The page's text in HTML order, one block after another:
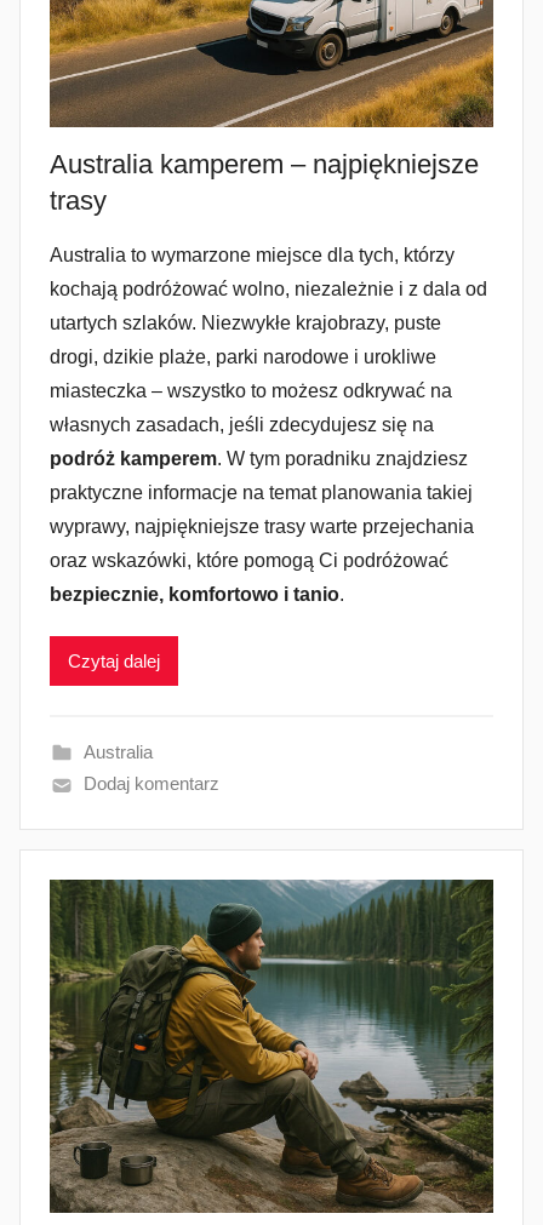
Australia kamperem – najpiękniejsze
trasy
Australia to wymarzone miejsce dla tych, którzy
kochają podróżować wolno, niezależnie i z dala od
utartych szlaków. Niezwykłe krajobrazy, puste
drogi, dzikie plaże, parki narodowe i urokliwe
miasteczka – wszystko to możesz odkrywać na
własnych zasadach, jeśli zdecydujesz się na
podróż kamperem. W tym poradniku znajdziesz
praktyczne informacje na temat planowania takiej
wyprawy, najpiękniejsze trasy warte przejechania
oraz wskazówki, które pomogą Ci podróżować
bezpiecznie, komfortowo i tanio.
Czytaj dalej
Australia
Dodaj komentarz